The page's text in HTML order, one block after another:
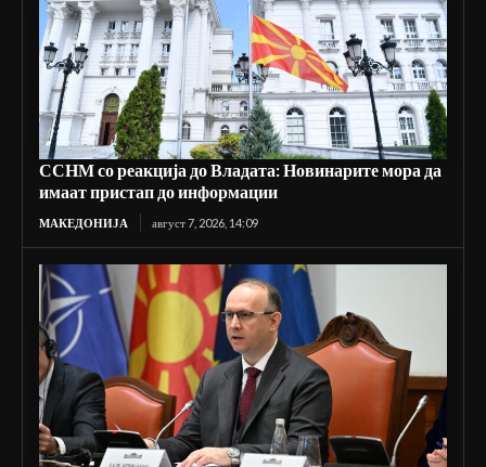
ССНМ со реакција до Владата: Новинарите мора да
имаат пристап до информации
МАКЕДОНИЈА август 7, 2026, 14:09